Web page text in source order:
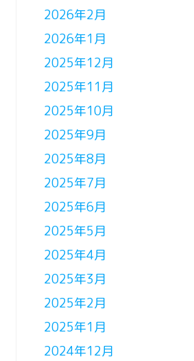
2026年2月
2026年1月
2025年12月
2025年11月
2025年10月
2025年9月
2025年8月
2025年7月
2025年6月
2025年5月
2025年4月
2025年3月
2025年2月
2025年1月
2024年12月